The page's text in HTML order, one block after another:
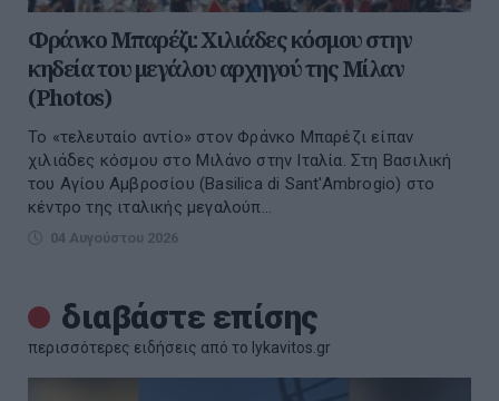
Φράνκο Μπαρέζι: Χιλιάδες κόσμου στην
κηδεία του μεγάλου αρχηγού της Μίλαν
(Photos)
Το «τελευταίο αντίο» στον Φράνκο Μπαρέζι είπαν
χιλιάδες κόσμου στο Μιλάνο στην Ιταλία. Στη Βασιλική
του Αγίου Αμβροσίου (Basilica di Sant'Ambrogio) στο
κέντρο της ιταλικής μεγαλούπ...
04 Αυγούστου 2026
διαβάστε επίσης
περισσότερες ειδήσεις από το lykavitos.gr